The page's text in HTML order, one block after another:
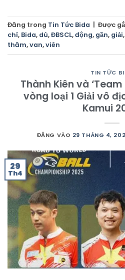
Đăng trong Tin Tức Bida Được
chí, Bida, dù,ĐBSCL,động, gần, giải,
thăm,van,viên
TIN TỨC
Thành Kiên và
vòng loại 1 Giải vô
Kamui
ĐĂNG VÀO 29 THÁNG 4,
29
Th4